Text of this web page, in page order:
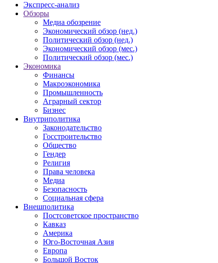
Экспресс-анализ
Обзоры
Медиа обозрение
Экономический обзор (нед.)
Политический обзор (нед.)
Экономический обзор (мес.)
Политический обзор (мес.)
Экономика
Финансы
Макроэкономика
Промышленность
Аграрный сектор
Бизнес
Внутриполитика
Законодательство
Госстроительство
Общество
Гендер
Религия
Права человека
Медиа
Безопасность
Социальная сфера
Внешполитика
Постсоветское пространство
Кавказ
Америка
Юго-Восточная Азия
Европа
Большой Восток